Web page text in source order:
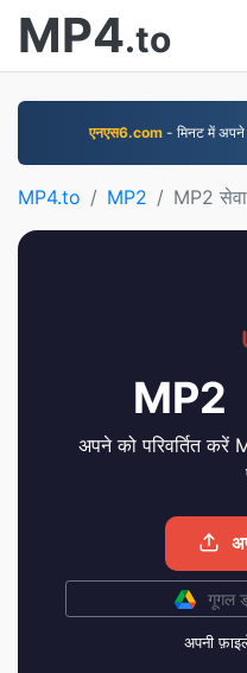
MP4.to
एनएस6.com - मिनट में अपने
MP4.to MP2 MP2
MP2
अपने को परिवर्तित
गूगल
अपनी